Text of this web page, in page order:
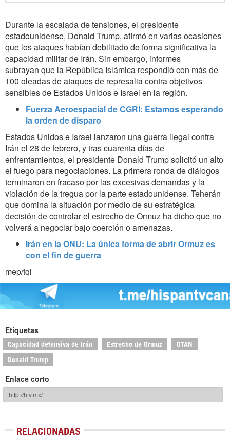
Durante la escalada de tensiones, el presidente
estadounidense, Donald Trump, afirmó en varias ocasiones
que los ataques habían debilitado de forma significativa la
capacidad militar de Irán. Sin embargo, informes
subrayan que la República Islámica respondió con más de
100 oleadas de ataques de represalia contra objetivos
sensibles de Estados Unidos e Israel en la región.
Fuerza Aeroespacial de CGRI: Estamos esperando
la orden de disparo
Estados Unidos e Israel lanzaron una guerra ilegal contra
Irán el 28 de febrero, y tras cuarenta días de
enfrentamientos, el presidente Donald Trump solicitó un alto
el fuego para negociaciones. La primera ronda de diálogos
terminaron en fracaso por las excesivas demandas y la
violación de la tregua por la parte estadounidense. Teherán
que domina la situación por medio de su estratégica
decisión de controlar el estrecho de Ormuz ha dicho que no
volverá a negociar bajo coerción o amenazas.
Irán en la ONU: La única forma de abrir Ormuz es
con el fin de guerra
mep/tqi
Etiquetas
Capacidad defensiva de Irán Estrecho de Ormuz OTAN
Donald Trump
Enlace corto
RELACIONADAS